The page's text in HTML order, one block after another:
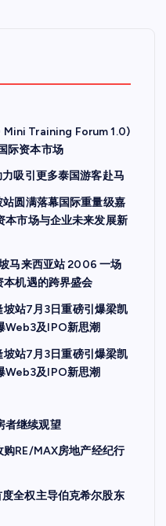
Mini Training Forum 1.0)
际资本市场
吸引更多泰国游客赴马
圆满落幕国际重量级嘉
本市场与企业未来发展新
马来西亚站 2006 一场
机遇的跨界盛会
站7月3日重磅引爆梁凯
Web3及IPO新思潮
站7月3日重磅引爆梁凯
Web3及IPO新思潮
者继续观望
RE/MAX房地产经纪行
全权主导伯克希尔股东